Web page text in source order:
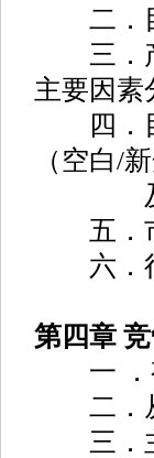
二．目
三．产
主要因素
四．目
（空白/
及品
五．市
六．
第四章
一 ．
二．从
三．主